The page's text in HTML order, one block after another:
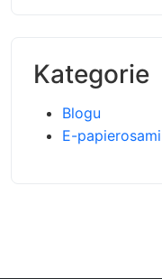
Kategorie
Blogu
E-papierosami